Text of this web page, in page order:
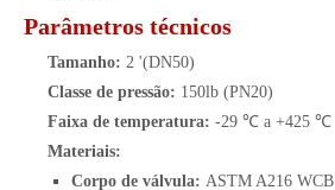
Parâmetros técnicos
Tamanho: 2 '(DN50)
Classe de pressão: 150lb (PN20)
Faixa de temperatura: -29 ℃ a +425 ℃
Materiais:
Corpo de válvula: ASTM A216 WCB